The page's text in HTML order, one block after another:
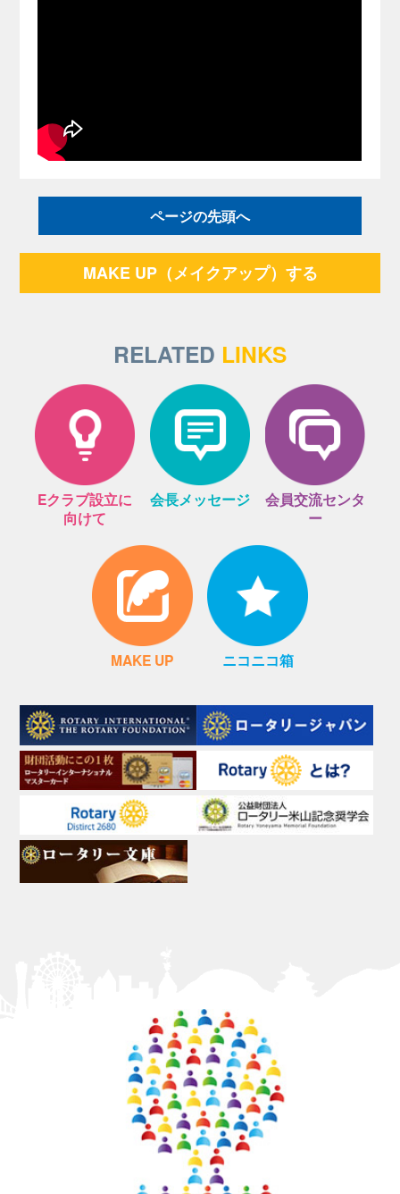
ページの先頭へ
MAKE UP（メイクアップ）する
RELATED LINKS
Eクラブ設立に
向けて
会長メッセージ
会員交流センタ
ー
MAKE UP ニコニコ箱